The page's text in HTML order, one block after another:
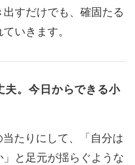
すだけでも、確固たる
いきます。
夫。今日からできる小
たりにして、「自分は
と足元が揺らぐような